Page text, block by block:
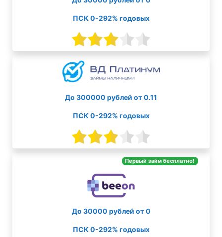
ПСК 0-292% годовых
До 300000 рублей от 0.11
ПСК 0-292% годовых
Первый займ бесплатно!
До 30000 рублей от 0
ПСК 0-292% годовых